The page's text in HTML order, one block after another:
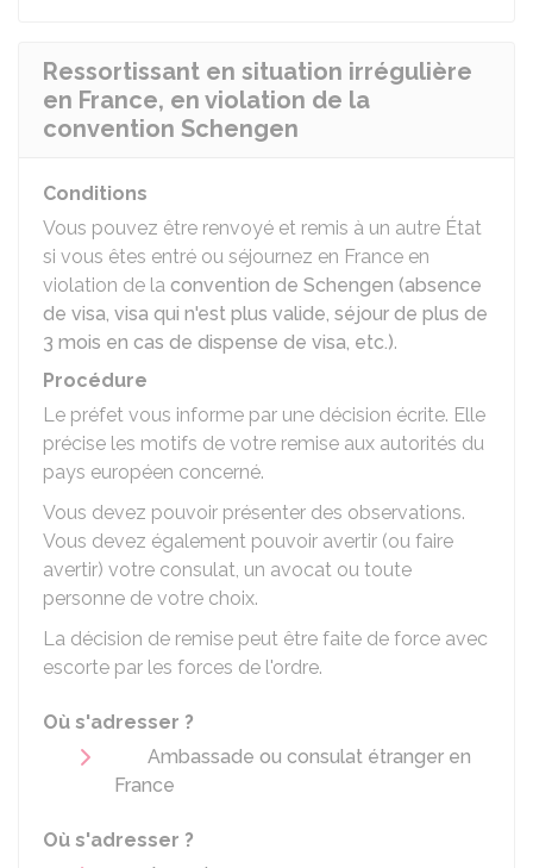
Ressortissant en situation irrégulière
en France, en violation de la
convention Schengen
Conditions
Vous pouvez être renvoyé et remis à un autre État
si vous êtes entré ou séjournez en France en
violation de la convention de Schengen (absence
de visa, visa qui n'est plus valide, séjour de plus de
3 mois en cas de dispense de visa, etc.).
Procédure
Le préfet vous informe par une décision écrite. Elle
précise les motifs de votre remise aux autorités du
pays européen concerné.
Vous devez pouvoir présenter des observations.
Vous devez également pouvoir avertir (ou faire
avertir) votre consulat, un avocat ou toute
personne de votre choix.
La décision de remise peut être faite de force avec
escorte par les forces de l'ordre.
Où s'adresser ?
Ambassade ou consulat étranger en
France
Où s'adresser ?